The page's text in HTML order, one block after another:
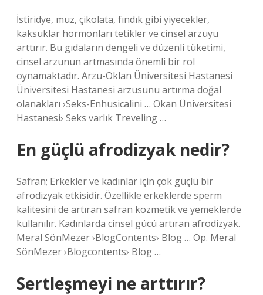
İstiridye, muz, çikolata, fındık gibi yiyecekler,
kaksuklar hormonları tetikler ve cinsel arzuyu
arttırır. Bu gıdaların dengeli ve düzenli tüketimi,
cinsel arzunun artmasında önemli bir rol
oynamaktadır. Arzu-Oklan Üniversitesi Hastanesi
Üniversitesi Hastanesi arzusunu artırma doğal
olanakları ›Seks-Enhusicalini … Okan Üniversitesi
Hastanesi› Seks varlık Treveling …
En güçlü afrodizyak nedir?
Safran; Erkekler ve kadınlar için çok güçlü bir
afrodizyak etkisidir. Özellikle erkeklerde sperm
kalitesini de artıran safran kozmetik ve yemeklerde
kullanılır. Kadınlarda cinsel gücü artıran afrodizyak.
Meral SönMezer ›BlogContents› Blog … Op. Meral
SönMezer ›Blogcontents› Blog …
Sertleşmeyi ne arttırır?